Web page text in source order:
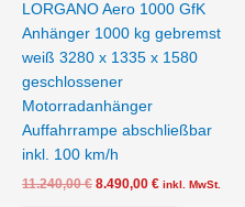
LORGANO Aero 1000 GfK
Anhänger 1000 kg gebremst
weiß 3280 x 1335 x 1580
geschlossener
Motorradanhänger
Auffahrrampe abschließbar
inkl. 100 km/h
11.240,00€ 8.490,00 € inkl. MwSt.